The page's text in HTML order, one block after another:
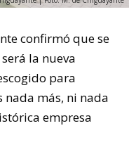
confirmó que se
la nueva
para
más, ni nada
empresa